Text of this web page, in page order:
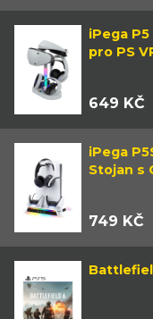
iPega
pro PS
649 KČ
iPega
Stojan s
749 KČ